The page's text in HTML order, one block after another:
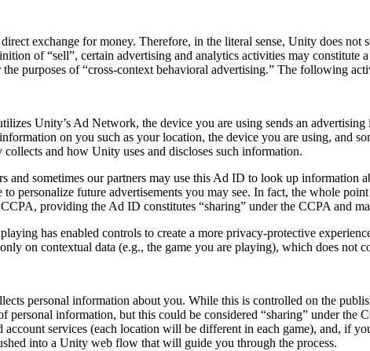
exchange for money. Therefore, in the literal sense, Unity does
of “sell”, certain advertising and analytics activities may
purposes of “cross-context behavioral advertising.” The following
Unity’s Ad Network, the device you are using sends an
on you such as your location, the device you are using, and
and how Unity uses and discloses such information.
sometimes our partners may use this Ad ID to look up
personalize future advertisements you may see. In fact, the whole
providing the Ad ID constitutes “sharing” under the CCPA and
has enabled controls to create a more privacy-protective
on contextual data (e.g., the game you are playing), which does not
personal information about you. While this is controlled on the
personal information, but this could be considered “sharing” under
services (each location will be different in each game), and, if
into a Unity web flow that will guide you through the process.